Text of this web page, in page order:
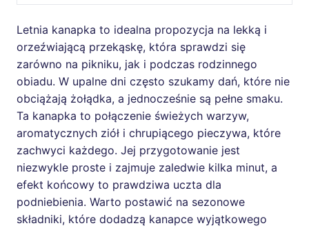
Letnia kanapka to idealna propozycja na lekką i
orzeźwiającą przekąskę, która sprawdzi się
zarówno na pikniku, jak i podczas rodzinnego
obiadu. W upalne dni często szukamy dań, które nie
obciążają żołądka, a jednocześnie są pełne smaku.
Ta kanapka to połączenie świeżych warzyw,
aromatycznych ziół i chrupiącego pieczywa, które
zachwyci każdego. Jej przygotowanie jest
niezwykle proste i zajmuje zaledwie kilka minut, a
efekt końcowy to prawdziwa uczta dla
podniebienia. Warto postawić na sezonowe
składniki, które dodadzą kanapce wyjątkowego